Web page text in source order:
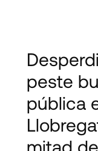
peste
pública
mitad